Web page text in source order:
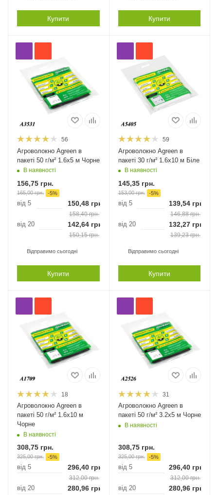
Купити Купити
56
Агроволокно Agreen в
пакеті 50 г/м² 1.6х5 м Чорне
В наявності
156,75 грн.
165,00грн. -5%
від 5 150,48 грн.
158,40грн.
від 20 142,64 грн.
150,15грн.
Відправимо сьогодні
Купити
59
Агроволокно Agreen в
пакеті 30 г/м² 1.6х10 м Біле
В наявності
145,35грн.
153,00грн. -5%
від 5 139,54грн.
146,88грн.
від 20 132,27грн.
139,23грн.
Відправимо сьогодні
Купити
18
Агроволокно Agreen в
пакеті 50 г/м² 1.6х10 м
Чорне
В наявності
308,75 грн.
325,00грн. -5%
від 5 296,40 грн.
312,00грн.
від 20 280,96 грн.
31
Агроволокно Agreen в
пакеті 50 г/м² 3.2х5 м Чорне
В наявності
308,75грн.
325,00грн. -5%
від 5 296,40грн.
312,00грн.
від 20 280,96грн.